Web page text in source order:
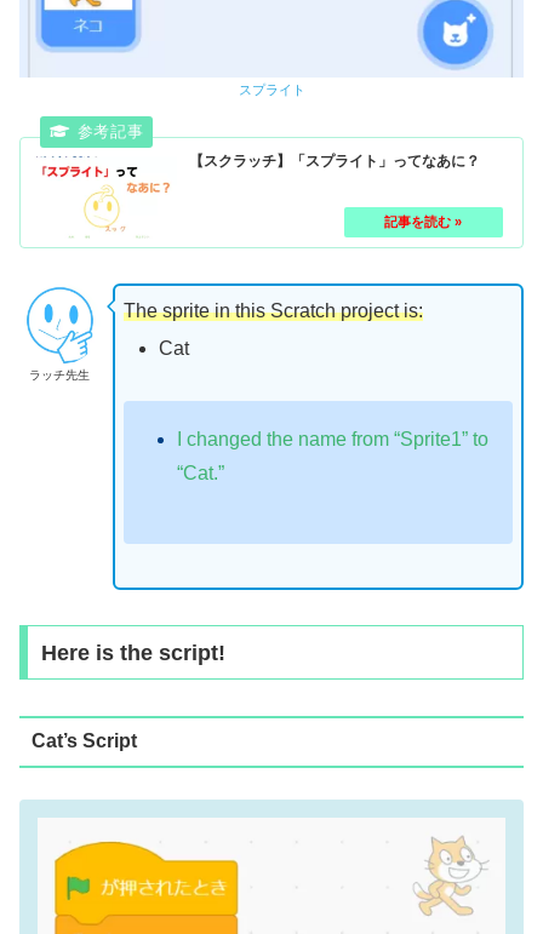
スプライト
【スクラッチ】「スプライト」ってなあに？
ラッチ先生
The sprite in this Scratch project is:
Cat
I changed the name from “Sprite1” to
“Cat.”
Here is the script!
Cat’s Script